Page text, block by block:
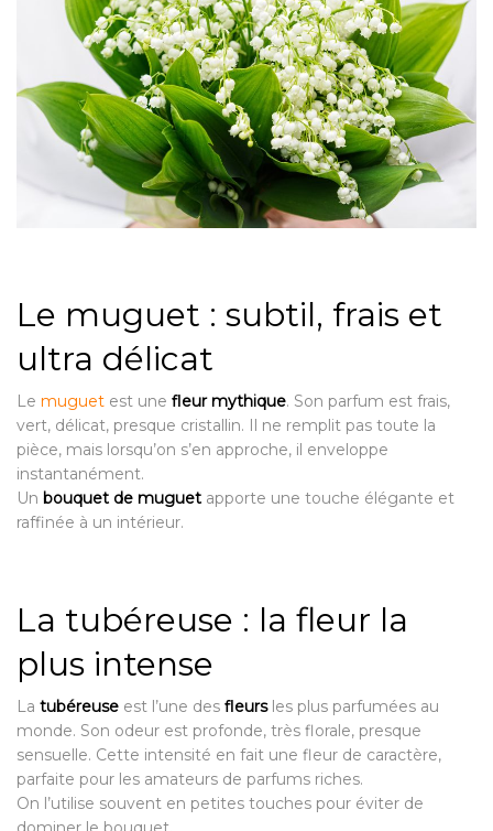
Le muguet : subtil, frais et
ultra délicat
Le muguet est une fleur mythique. Son parfum est frais,
vert, délicat, presque cristallin. Il ne remplit pas toute la
pièce, mais lorsqu’on s’en approche, il enveloppe
instantanément.
Un bouquet de muguet apporte une touche élégante et
raffinée à un intérieur.
La tubéreuse : la fleur la
plus intense
La tubéreuse est l’une des fleursles plus parfumées au
monde. Son odeur est profonde, très florale, presque
sensuelle. Cette intensité en fait une fleur de caractère,
parfaite pour les amateurs de parfums riches.
On l’utilise souvent en petites touches pour éviter de